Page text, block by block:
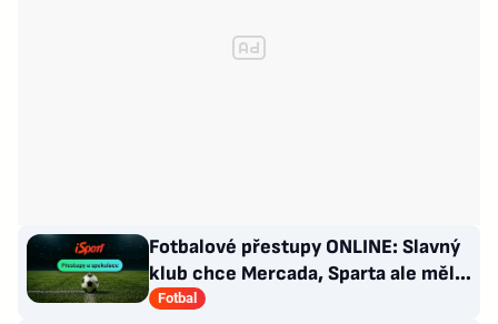
Fotbalové přestupy ONLINE: Slavný
klub chce Mercada, Sparta ale měla
nabídku odmítnout
Fotbal